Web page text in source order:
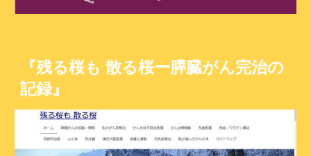
『残る桜も 散る桜ー膵臓がん完治の
記録』